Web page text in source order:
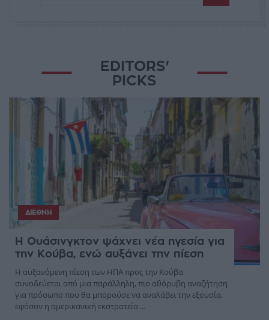
EDITORS'
PICKS
ΔΙΕΘΝΉ
Η Ουάσινγκτον ψάχνει νέα ηγεσία για
την Κούβα, ενώ αυξάνει την πίεση
Η αυξανόμενη πίεση των ΗΠΑ προς την Κούβα
συνοδεύεται από μια παράλληλη, πιο αθόρυβη αναζήτηση
για πρόσωπο που θα μπορούσε να αναλάβει την εξουσία,
εφόσον η αμερικανική εκστρατεία ...